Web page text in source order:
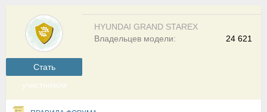
Cтать
участником
HYUNDAI GRAND STAREX
24 621
Владельцев модели: